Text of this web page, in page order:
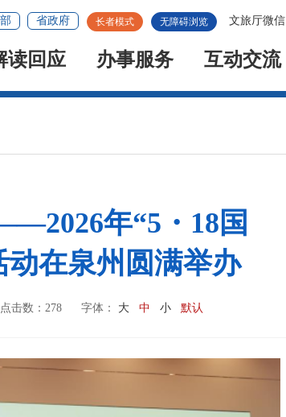
文旅厅微信
无障碍浏览
长者模式
省政府
读回应 办事服务 互动交流
年“5・18国
动在泉州圆满举办
点击数： 278 字体： 大 中 小 默认